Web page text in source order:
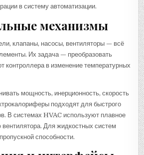
в систему автоматизации.
механизмы
клапаны, насосы, вентиляторы — всё
Их задача — преобразовать
контроллера в изменение температурных
мощность, инерционность, скорость
подходят для быстрого
В системах HVAC используют плавное
вентилятора. Для жидкостных систем
способности.